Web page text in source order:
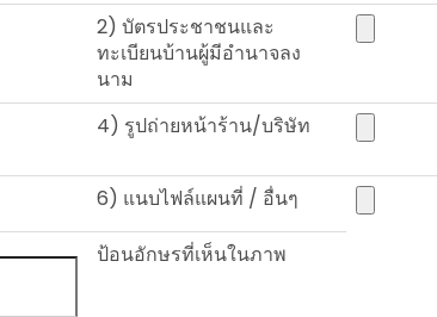
2) บัตรประชาชนและ
ทะเบียนบ้านผู้มีอำนาจลง
นาม
4) รูปถ่ายหน้าร้าน/บริษัท
6) แนบไฟล์แผนที่ / อื่นๆ
ป้อนอักษรที่เห็นในภาพ